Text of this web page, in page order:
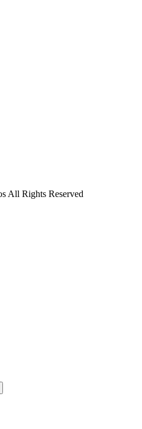
All Rights Reserved